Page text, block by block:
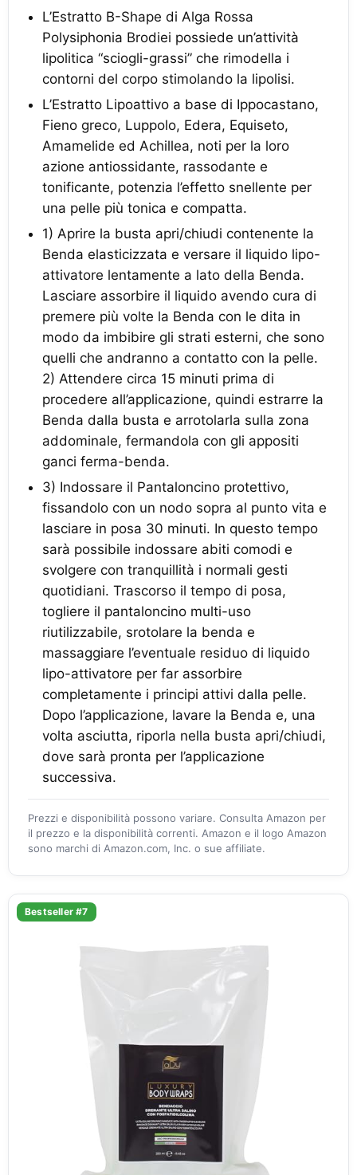
L’Estratto B-Shape di Alga Rossa
Polysiphonia Brodiei possiede un’attività
lipolitica “sciogli-grassi” che rimodella i
contorni del corpo stimolando la lipolisi.
L’Estratto Lipoattivo a base di Ippocastano,
Fieno greco, Luppolo, Edera, Equiseto,
Amamelide ed Achillea, noti per la loro
azione antiossidante, rassodante e
tonificante, potenzia l’effetto snellente per
una pelle più tonica e compatta.
1) Aprire la busta apri/chiudi contenente la
Benda elasticizzata e versare il liquido lipo-
attivatore lentamente a lato della Benda.
Lasciare assorbire il liquido avendo cura di
premere più volte la Benda con le dita in
modo da imbibire gli strati esterni, che sono
quelli che andranno a contatto con la pelle.
2) Attendere circa 15 minuti prima di
procedere all’applicazione, quindi estrarre la
Benda dalla busta e arrotolarla sulla zona
addominale, fermandola con gli appositi
ganci ferma-benda.
3) Indossare il Pantaloncino protettivo,
fissandolo con un nodo sopra al punto vita e
lasciare in posa 30 minuti. In questo tempo
sarà possibile indossare abiti comodi e
svolgere con tranquillità i normali gesti
quotidiani. Trascorso il tempo di posa,
togliere il pantaloncino multi-uso
riutilizzabile, srotolare la benda e
massaggiare l’eventuale residuo di liquido
lipo-attivatore per far assorbire
completamente i principi attivi dalla pelle.
Dopo l’applicazione, lavare la Benda e, una
volta asciutta, riporla nella busta apri/chiudi,
dove sarà pronta per l’applicazione
successiva.
Prezzi e disponibilità possono variare. Consulta Amazon per
il prezzo e la disponibilità correnti. Amazon e il logo Amazon
sono marchi di Amazon.com, Inc. o sue affiliate.
Bestseller #7